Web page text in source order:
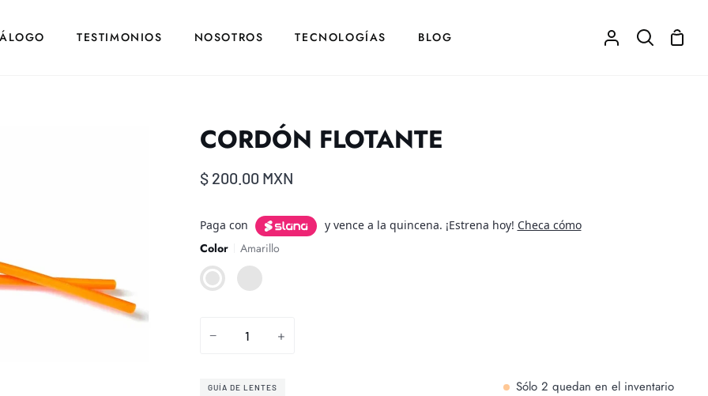
TESTIMONIOS NOSOTROS TECNOLOGÍAS BLOG
Mi
Buscar
CORDÓN FLOTANTE
$ 200.00 MXN
Paga con y vence a la quincena. ¡Estrena hoy! Checa cómo
Color
Amarillo
AmarilloNegro
− +
GUÍA DE LENTES Sólo 2 quedan en el inventario